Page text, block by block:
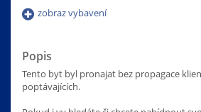
zobraz vybavení
Popis
Tento byt byl pronajat bez propagace
poptávajících.